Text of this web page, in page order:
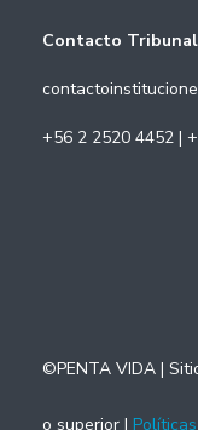
Contacto
+56 2 2520 4452 |
©PENTA VIDA |
o superior |